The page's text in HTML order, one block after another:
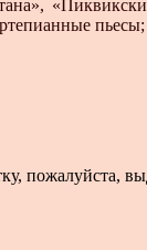
пьесы;
пожалуйста,